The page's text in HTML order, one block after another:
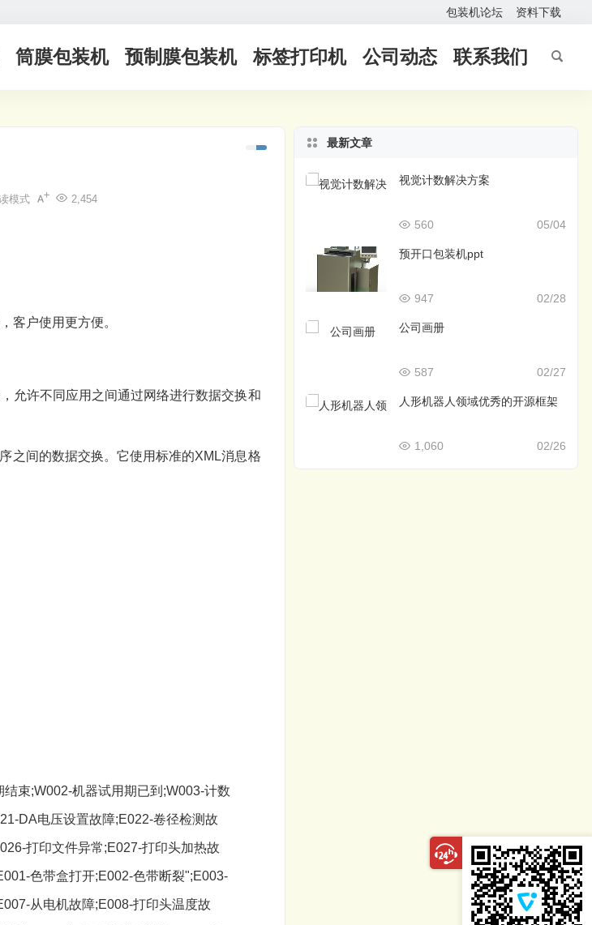
包装机论坛 资料下载
筒膜包装机 预制膜包装机 标签打印机 公司动态 联系我们
2,454
模式
客户使用更方便。
允许不同应用之间通过网络进行数据交换和
之间的数据交换。它使用标准的XML消息格
束;W002-机器试用期已到;W003-计数
DA电压设置故障;E022-卷径检测故
打印文件异常;E027-打印头加热故
色带盒打开;E002-色带断裂";E003-
从电机故障;E008-打印头温度故
最新文章
视觉计数解决方案
05/04
560
预开口包装机ppt
02/28
947
公司画册
02/27
587
人形机器人领域优秀的开源框架
02/26
1,060